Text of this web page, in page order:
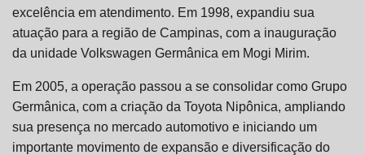
excelência em atendimento. Em 1998, expandiu sua
atuação para a região de Campinas, com a inauguração
da unidade Volkswagen Germânica em Mogi Mirim.
Em 2005, a operação passou a se consolidar como Grupo
Germânica, com a criação da Toyota Nipônica, ampliando
sua presença no mercado automotivo e iniciando um
importante movimento de expansão e diversificação do